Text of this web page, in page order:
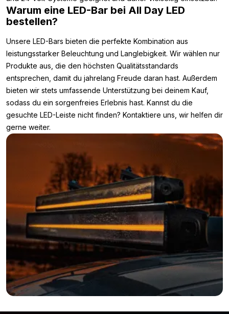
Warum eine LED-Bar bei All Day LED
bestellen?
Unsere LED-Bars bieten die perfekte Kombination aus
leistungsstarker Beleuchtung und Langlebigkeit. Wir wählen nur
Produkte aus, die den höchsten Qualitätsstandards
entsprechen, damit du jahrelang Freude daran hast. Außerdem
bieten wir stets umfassende Unterstützung bei deinem Kauf,
sodass du ein sorgenfreies Erlebnis hast. Kannst du die
gesuchte LED-Leiste nicht finden? Kontaktiere uns, wir helfen dir
gerne weiter.